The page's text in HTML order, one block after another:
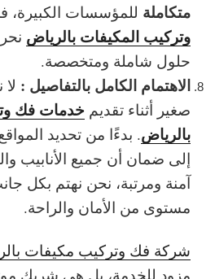
متكاملة للمؤسسات الكبيرة،
وتركيب المكيفات بالرياض
حلول شاملة ومتخصصة.
الاهتمام الكامل بالتفاصيل :
صغير أثناء تقديم خدمات فك
بالرياض. بدءًا من تحديد
إلى ضمان أن جميع الأنابيب
آمنة ومرتبة، نحن نهتم بكل
مستوى من الأمان والراحة.
شركة فك وتركيب مكيفات
مزود للخدمة، بل هي شريك